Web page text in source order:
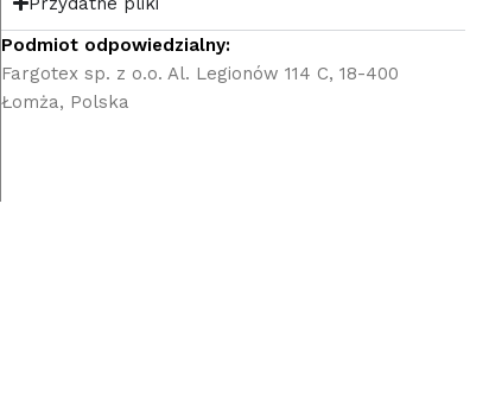
Podmiot odpowiedzialny:
Fargotex sp. z o.o. Al. Legionów 114 C, 18-400
Łomża, Polska